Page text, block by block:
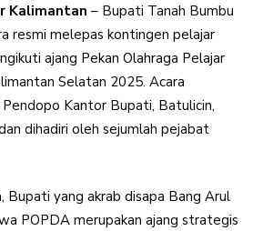
Kalimantan – Bupati Tanah Bumbu
resmi melepas kontingen pelajar
ajang Pekan Olahraga Pelajar
Selatan 2025. Acara
Kantor Bupati, Batulicin,
dihadiri oleh sejumlah pejabat
Bupati yang akrab disapa Bang Arul
POPDA merupakan ajang strategis